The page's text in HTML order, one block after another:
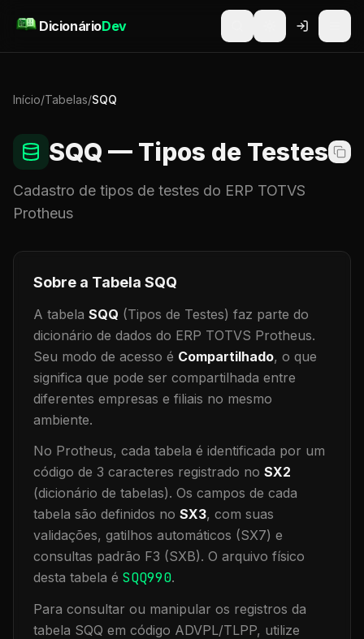
DicionárioDev
Início/Tabelas/SQQ
SQQ — Tipos de Testes
Cadastro de tipos de testes do ERP TOTVS
Protheus
Sobre a Tabela SQQ
A tabela SQQ (Tipos de Testes) faz parte do
dicionário de dados do ERP TOTVS Protheus.
Seu modo de acesso é Compartilhado, o que
significa que pode ser compartilhada entre
diferentes empresas e filiais no mesmo
ambiente.
No Protheus, cada tabela é identificada por um
código de 3 caracteres registrado no SX2
(dicionário de tabelas). Os campos de cada
tabela são definidos no SX3, com suas
validações, gatilhos automáticos (SX7) e
consultas padrão F3 (SXB). O arquivo físico
desta tabela é SQQ990.
Para consultar ou manipular os registros da
tabela SQQ em código ADVPL/TLPP, utilize